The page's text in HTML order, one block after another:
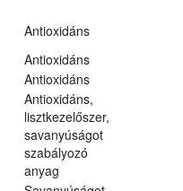
Antioxidáns
Antioxidáns
Antioxidáns
Antioxidáns,
lisztkezelőszer,
savanyúságot
szabályozó
anyag